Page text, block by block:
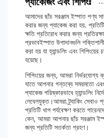
আমাদের ছাঁচ সরঞ্জাম ইস্পাত পণ্য
করার জন্য প্যাকেজ করা হয়.
ক্ষতি প্রতিরোধ করার জন্য
প্রভাবইস্পাত উপাদানগুলি
করা হয় যা হ্যান্ডলিং এবং
হয়েছে।
শিপিংয়ের জন্য, আমরা নির্ভরযোগ্য
যাতে আপনার গন্তব্যে সময়মতো এবং
প্যাকেজ পরিষ্কারভাবে হ্যান্ডলিং
লেবেলযুক্ত।আমরা ট্র্যাকিং সেবাও
প্রতিটি ধাপ পর্যবেক্ষণ করতে
কেন, আমরা আপনার ছাঁচ সরঞ্জাম
জন্য প্রতিটি সতর্কতা গ্রহণ।